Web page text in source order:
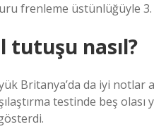
frenleme üstünlüğüyle 3.
tutuşu nasıl?
Britanya’da da iyi notlar
testinde beş